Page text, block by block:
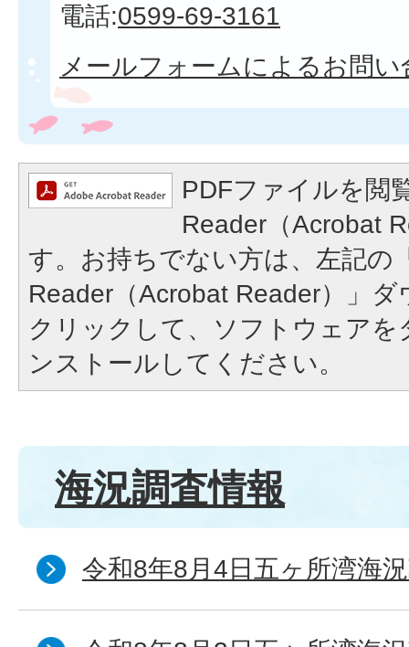
電話:0599-69-3161
メールフォームによるお問い
PDFファイルを閲
Reader（Acrobat
す。お持ちでない方は、左記の
Reader（Acrobat Reader）」
クリックして、ソフトウェア
ンストールしてください。
海況調査情報
令和8年8月4日五ヶ所湾海